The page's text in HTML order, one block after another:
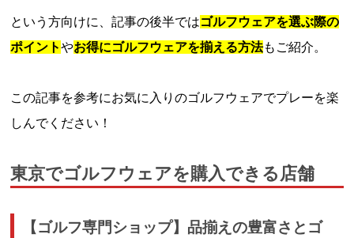
という方向けに、記事の後半ではゴルフウェアを選ぶ際の
ポイントやお得にゴルフウェアを揃える方法もご紹介。
この記事を参考にお気に入りのゴルフウェアでプレーを楽
しんでください！
東京でゴルフウェアを購入できる店舗
【ゴルフ専門ショップ】品揃えの豊富さとゴ